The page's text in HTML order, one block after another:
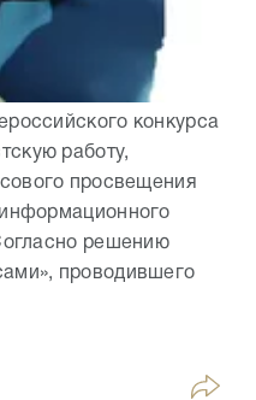
конкурса
работу,
просвещения
решению
проводившего